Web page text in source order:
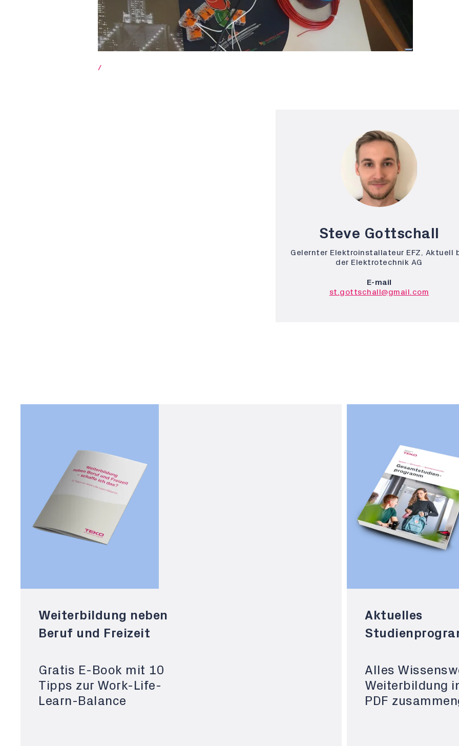
/
Steve Gottschall
Gelernter Elektroinstallateur EFZ, Aktuell
der Elektrotechnik AG
E-mail
st.gottschall@gmail.com
Weiterbildung neben
Beruf und Freizeit
Gratis E-Book mit 10
Tipps zur Work-Life-
Learn-Balance
Aktuelles
Alles
Weiterbildung
PDF